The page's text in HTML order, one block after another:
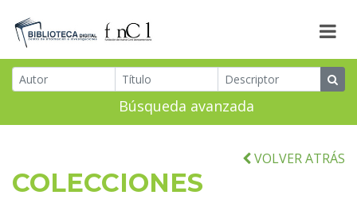
Búsqueda avanzada
VOLVER ATRÁS
COLECCIONES